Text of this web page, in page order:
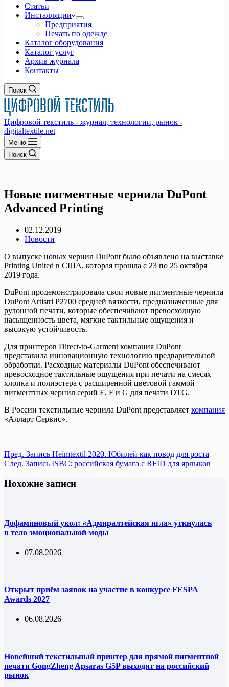
Статьи
Инсталляции
Предприятия
Печать по одежде
Каталог оборудования
Каталог услуг
Архив журнала
Контакты
Поиск
Цифровой текстиль - журнал, технологии, рынок -
digitaltextile.net
Меню
Поиск
Новые пигментные чернила DuPont
Advanced Printing
02.12.2019
Новости
О выпуске новых чернил DuPont было объявлено на выставке
Printing United в США, которая прошла с 23 по 25 октября
2019 года.
DuPont продемонстрировала свои новые пигментные чернила
DuPont Artistri P2700 средней вязкости, предназначенные для
рулонной печати, которые обеспечивают превосходную
насыщенность цвета, мягкие тактильные ощущения и
высокую устойчивость.
Для принтеров Direct-to-Garment компания DuPont
представила инновационную технологию предварительной
обработки. Расходные материалы DuPont обеспечивают
превосходное тактильные ощущения при печати на смесях
хлопка и полиэстера с расширенной цветовой гаммой
пигментных чернил серий E, F и G для печати DTG.
В России текстильные чернила DuPont представляет компания
«Алларт Сервис».
Пред. Запись Heimtextil 2020. Юбилей как повод для роста
След. Запись ISBC: российская бумага с RFID для ярлыков
Похожие записи
Дофаминовый укол: «Адмиралтейская игла» уткнулась
в тело эмоциональной моды
07.08.2026
Открыт приём заявок на участие в конкурсе FESPA
Awards 2027
06.08.2026
Новейший текстильный принтер для прямой пигментной
печати GongZheng Apsaras G5P выходит на российский
рынок